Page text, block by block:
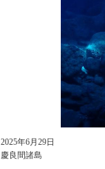
2025年6月29日
慶良間諸島